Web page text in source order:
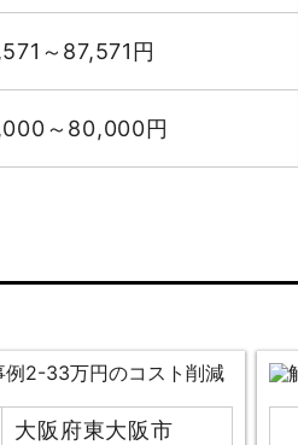
～87,571 円
～80,000円
大阪府東大阪市